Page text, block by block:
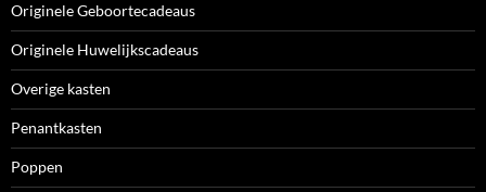
Originele Geboortecadeaus
Originele Huwelijkscadeaus
Overige kasten
Penantkasten
Poppen